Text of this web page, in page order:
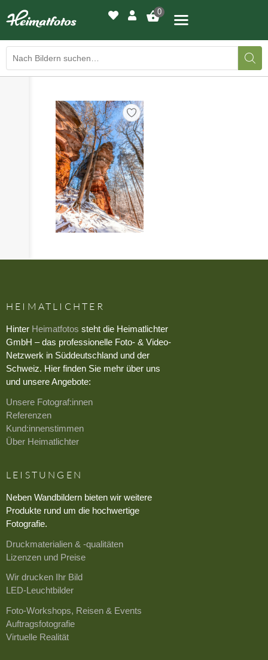
0
BILDERGALERIE
DRUCKQUALITÄTEN
LED-LEUCHTBILDER
WIR DRUCKEN IHR BILD
AUSSTELLUNGEN
HEIMATLICHTER
KONTAKT
HEIMATLICHTER
Hinter Heimatfotos steht die Heimatlichter
GmbH – das professionelle Foto- & Video-
Netzwerk in Süddeutschland und der
Schweiz. Hier finden Sie mehr über uns
und unsere Angebote:
Unsere Fotograf:innen
Referenzen
Kund:innenstimmen
Über Heimatlichter
LEISTUNGEN
Neben Wandbildern bieten wir weitere
Produkte rund um die hochwertige
Fotografie.
Druckmaterialien & -qualitäten
Lizenzen und Preise
Wir drucken Ihr Bild
LED-Leuchtbilder
Foto-Workshops, Reisen & Events
Auftragsfotografie
Virtuelle Realität